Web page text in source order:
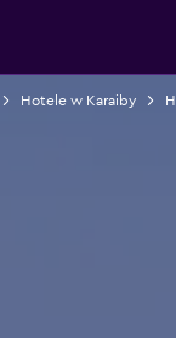
Hotele w Karaiby